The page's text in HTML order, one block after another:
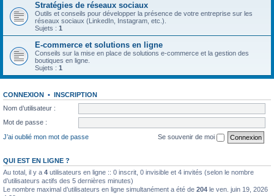
Stratégies de réseaux sociaux
Outils et conseils pour développer la présence de votre entreprise sur les
réseaux sociaux (LinkedIn, Instagram, etc.).
Sujets : 1
E-commerce et solutions en ligne
Conseils sur la mise en place de solutions e-commerce et la gestion des
boutiques en ligne.
Sujets : 1
CONNEXION • INSCRIPTION
Nom d’utilisateur :
Mot de passe :
J’ai oublié mon mot de passe
Se souvenir de moi
QUI EST EN LIGNE ?
Au total, il y a 4 utilisateurs en ligne :: 0 inscrit, 0 invisible et 4 invités (selon le nombre
d’utilisateurs actifs des 5 dernières minutes)
Le nombre maximal d’utilisateurs en ligne simultanément a été de 204 le ven. juin 19, 2026